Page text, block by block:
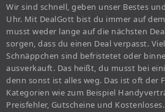
Wir sind schnell, geben unser Bestes
Uhr. Mit DealGott bist du immer auf
musst weder lange auf die nächsten
sorgen, dass du einen Deal verpasst.
Schnäppchen sind befristetet oder
ausverkauft. Das heißt, du musst bei
denn sonst ist alles weg. Das ist oft der
Kategorien wie zum Beispiel
Preisfehler, Gutscheine und